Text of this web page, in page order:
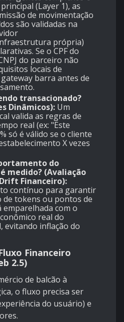
(Layer 1), as
de movimentação
são validadas na
própria)
Se o CPF do
do parceiro não
locais de
barra antes de
transacionado?
Dinâmicos): Um
valida as regras de
real (ex: "Este
só é válido se o cliente
X vezes
do
medido? (Avaliação
Financeiro):
contínuo para garantir
de tokens ou pontos de
emparelhada com o
real do
evitando inflação do
Financeiro
2.5)
de balcão à
o fluxo precisa ser
do usuário) e